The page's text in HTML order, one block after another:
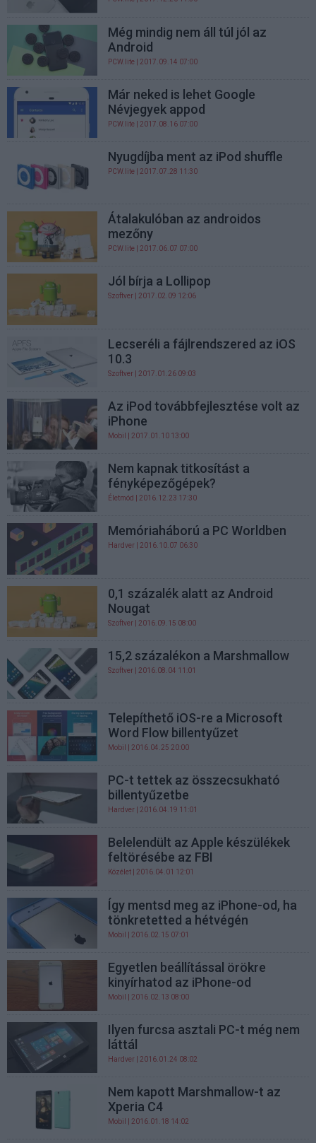
Még mindig nem áll túl jól az
Android
PCW.lite | 2017.09.14 07:00
Már neked is lehet Google
Névjegyek appod
PCW.lite | 2017.08.16 07:00
Nyugdíjba ment az iPod shuffle
PCW.lite | 2017.07.28 11:30
Átalakulóban az androidos
mezőny
PCW.lite | 2017.06.07 07:00
Jól bírja a Lollipop
Szoftver | 2017.02.09 12:06
Lecseréli a fájlrendszered az iOS
10.3
Szoftver | 2017.01.26 09:03
Az iPod továbbfejlesztése volt az
iPhone
Mobil | 2017.01.10 13:00
Nem kapnak titkosítást a
fényképezőgépek?
Életmód | 2016.12.23 17:30
Memóriaháború a PC Worldben
Hardver | 2016.10.07 06:30
0,1 százalék alatt az Android
Nougat
Szoftver | 2016.09.15 08:00
15,2 százalékon a Marshmallow
Szoftver | 2016.08.04 11:01
Telepíthető iOS-re a Microsoft
Word Flow billentyűzet
Mobil | 2016.04.25 20:00
PC-t tettek az összecsukható
billentyűzetbe
Hardver | 2016.04.19 11:01
Belelendült az Apple készülékek
feltörésébe az FBI
Közélet | 2016.04.01 12:01
Így mentsd meg az iPhone-od, ha
tönkretetted a hétvégén
Mobil | 2016.02.15 07:01
Egyetlen beállítással örökre
kinyírhatod az iPhone-od
Mobil | 2016.02.13 08:00
Ilyen furcsa asztali PC-t még nem
láttál
Hardver | 2016.01.24 08:02
Nem kapott Marshmallow-t az
Xperia C4
Mobil | 2016.01.18 14:02